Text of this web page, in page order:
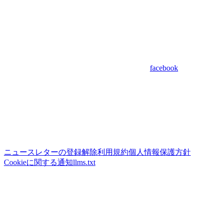
facebook
ニュースレターの登録解除利用規約個人情報保護方針
Cookieに関する通知llms.txt